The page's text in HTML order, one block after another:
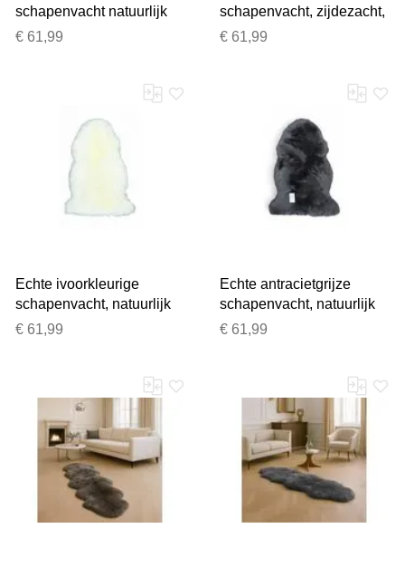
schapenvacht natuurlijk
zijdezacht pluizig echt
€ 61,99
schapenvacht, zijdezacht,
natuurlijk, zacht, pluizig,
€ 61,99
Echte ivoorkleurige
schapenvacht, natuurlijk
zijdezacht, pluizig, echt
€ 61,99
Echte antracietgrijze
schapenvacht, natuurlijk
zijdezacht, pluizig, echt
€ 61,99